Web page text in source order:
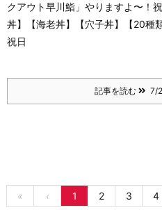
クアウト早川鮨」やりますよ〜！
丼】【海老丼】【穴子丼】【20種
祝日
記事を読む 7/
« ‹ 1 2 3 4